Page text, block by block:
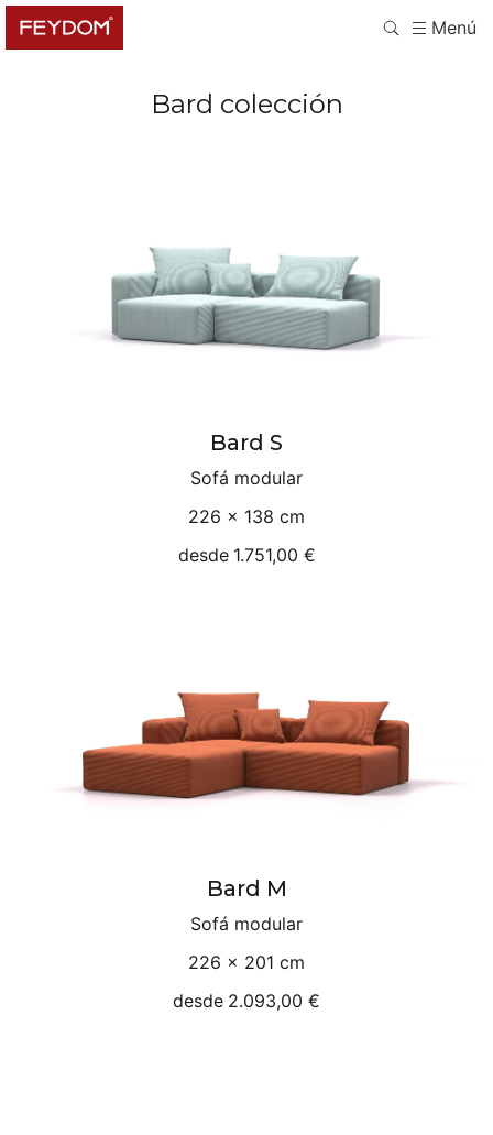
Menú
Bard colección
Bard S
Sofá modular
226 × 138 cm
desde 1.751,00 €
Bard M
Sofá modular
226 × 201 cm
desde 2.093,00 €